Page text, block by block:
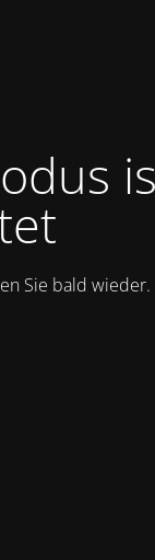
Sie bald wieder.